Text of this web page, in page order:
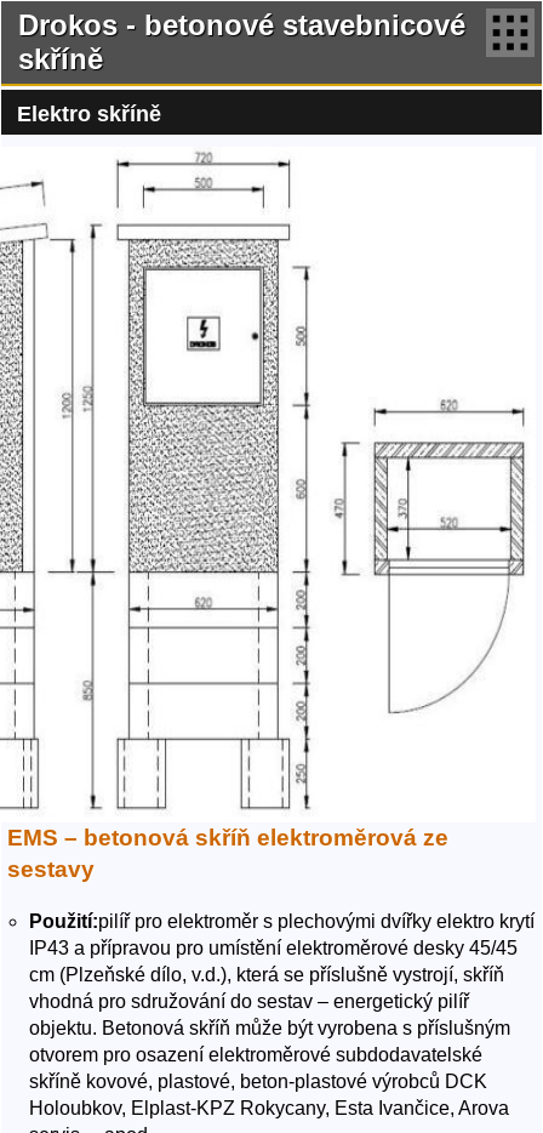
Drokos - betonové stavebnicové
skříně
Elektro skříně
EMS – betonová skříň elektroměrová ze
sestavy
Použití:pilíř pro elektroměr s plechovými dvířky elektro krytí
IP43 a přípravou pro umístění elektroměrové desky 45/45
cm (Plzeňské dílo, v.d.), která se příslušně vystrojí, skříň
vhodná pro sdružování do sestav – energetický pilíř
objektu. Betonová skříň může být vyrobena s příslušným
otvorem pro osazení elektroměrové subdodavatelské
skříně kovové, plastové, beton-plastové výrobců DCK
Holoubkov, Elplast-KPZ Rokycany, Esta Ivančice, Arova